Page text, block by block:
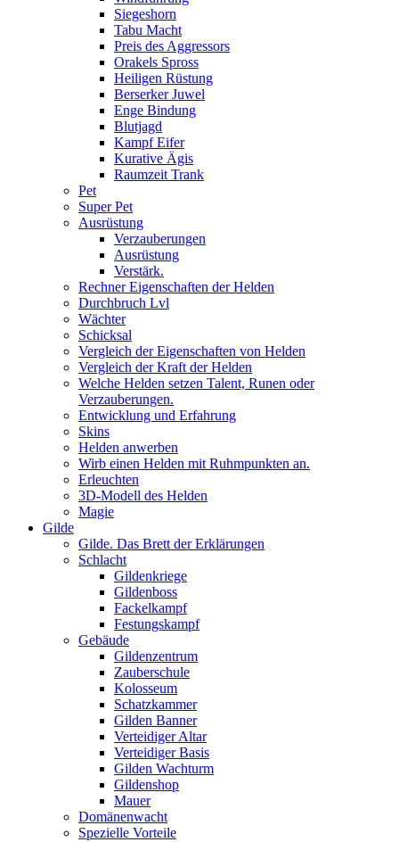
Siegeshorn
Tabu Macht
Preis des Aggressors
Orakels Spross
Heiligen Rüstung
Berserker Juwel
Enge Bindung
Blutjagd
Kampf Eifer
Kurative Ägis
Raumzeit Trank
Pet
Super Pet
Ausrüstung
Verzauberungen
Ausrüstung
Verstärk.
Rechner Eigenschaften der Helden
Durchbruch Lvl
Wächter
Schicksal
Vergleich der Eigenschaften von Helden
Vergleich der Kraft der Helden
Welche Helden setzen Talent, Runen oder
Verzauberungen.
Entwicklung und Erfahrung
Skins
Helden anwerben
Wirb einen Helden mit Ruhmpunkten an.
Erleuchten
3D-Modell des Helden
Magie
Gilde
Gilde. Das Brett der Erklärungen
Schlacht
Gildenkriege
Gildenboss
Fackelkampf
Festungskampf
Gebäude
Gildenzentrum
Zauberschule
Kolosseum
Schatzkammer
Gilden Banner
Verteidiger Altar
Verteidiger Basis
Gilden Wachturm
Gildenshop
Mauer
Domänenwacht
Spezielle Vorteile